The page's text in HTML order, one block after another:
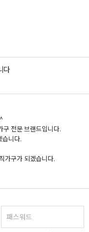
다
구 전문 브랜드입니다.
습니다.
가구가 되겠습니다.